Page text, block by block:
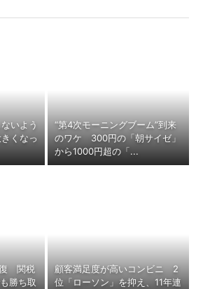
いよう
くなっ
“第4次モーニングブーム”到来
のワケ 300円の「朝サイゼ」
から1000円超の「...
復 関税
勝ち取
顧客満足度が高いコンビニ 2
位「ローソン」を抑え、11年連